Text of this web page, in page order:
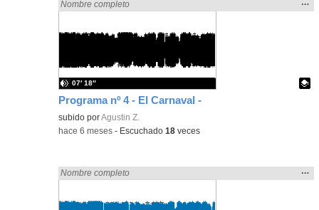
Programa nº 4 - El Carnaval -
Encontrado «zaragoza» en:
Nombre completo
la
…
Contenido educativo.
subido porAgustin Z.
07′ 18″
-hace 6 meses - Escuchado18 veces
Encontrado «zaragoza» en:
Nombre completo
la
…